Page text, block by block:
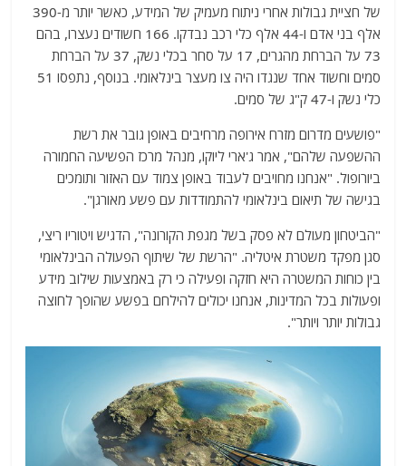
של חציית גבולות אחרי ניתוח מעמיק של המידע, כאשר יותר מ-390
אלף בני אדם ו-44 אלף כלי רכב נבדקו. 166 חשודים נעצרו, בהם
73 על הברחת מהגרים, 17 על סחר בכלי נשק, 37 על הברחת
סמים וחשוד אחד שנגדו היה צו מעצר בינלאומי. בנוסף, נתפסו 51
כלי נשק ו-47 ק"ג של סמים.
"פושעים מדרום מזרח אירופה מרחיבים באופן גובר את רשת
ההשפעה שלהם", אמר ג'ארי ליוקו, מנהל מרכז הפשיעה החמורה
ביורופול. "אנחנו מחויבים לעבוד באופן צמוד עם האזור ותומכים
בגישה של תיאום בינלאומי להתמודדות עם פשע מאורגן".
"הביטחון מעולם לא פסק בשל מגפת הקורונה", הדגיש ויטוריו ריצי,
סגן מפקד משטרת איטליה. "הרשת של שיתוף הפעולה הבינלאומי
בין כוחות המשטרה היא חזקה ופעילה כי רק באמצעות שילוב מידע
ופעולות בכל המדינות, אנחנו יכולים להילחם בפשע שהופך לחוצה
גבולות יותר ויותר".